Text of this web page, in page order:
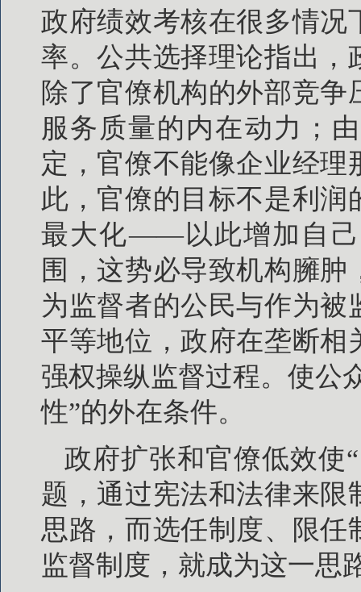
政府绩效考核在很多情
率。公共选择理论指出，
除了官僚机构的外部竞
服务质量的内在动力；
定，官僚不能像企业经
此，官僚的目标不是利
最大化——以此增加自己
围，这势必导致机构臃
为监督者的公民与作为
平等地位，政府在垄断相
强权操纵监督过程。使公
性”的外在条件。
政府扩张和官僚低效使
题，通过宪法和法律来
思路，而选任制度、限
监督制度，就成为这一思